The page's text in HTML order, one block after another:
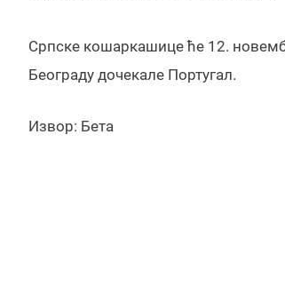
Српске кошаркашице ће 12.
Београду дочекале Португал.
Извор: Бета